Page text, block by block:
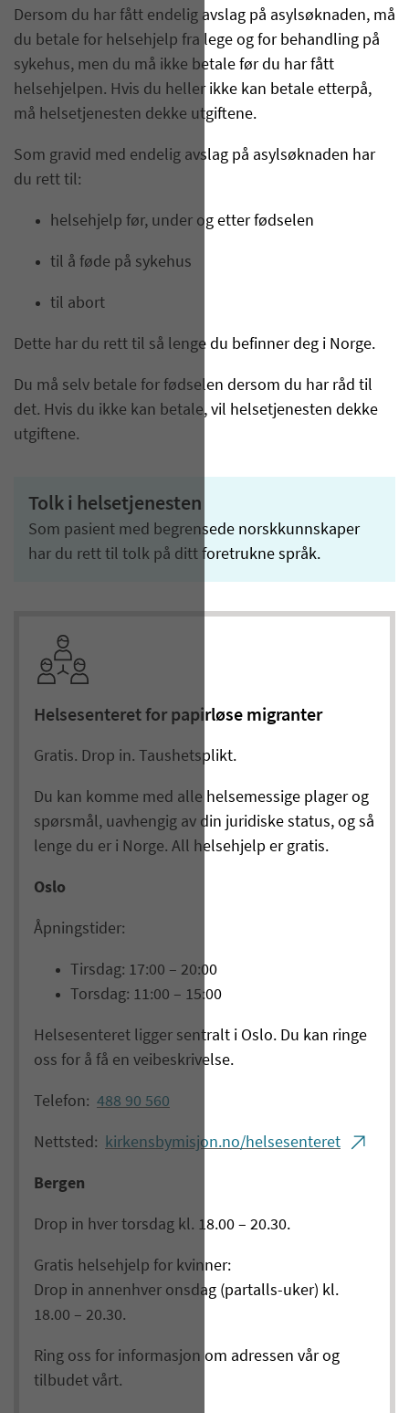
Dersom du har fått endelig avslag på asylsøknaden, må
du betale for helsehjelp fra lege og for behandling på
sykehus, men du må ikke betale før du har fått
helsehjelpen. Hvis du heller ikke kan betale etterpå,
må helsetjenesten dekke utgiftene.
Som gravid med endelig avslag på asylsøknaden har
du rett til:
helsehjelp før, under og etter fødselen
til å føde på sykehus
til abort
Dette har du rett til så lenge du befinner deg i Norge.
Du må selv betale for fødselen dersom du har råd til
det. Hvis du ikke kan betale, vil helsetjenesten dekke
utgiftene.
Tolk i helsetjenesten
Som pasient med begrensede norskkunnskaper
har du rett til tolk på ditt foretrukne språk.
Helsesenteret for papirløse migranter
Gratis. Drop in. Taushetsplikt.
Du kan komme med alle helsemessige plager og
spørsmål, uavhengig av din juridiske status, og så
lenge du er i Norge. All helsehjelp er gratis.
Oslo
Åpningstider:
Tirsdag: 17:00 – 20:00
Torsdag: 11:00 – 15:00
Helsesenteret ligger sentralt i Oslo. Du kan ringe
oss for å få en veibeskrivelse.
Telefon: 488 90 560
Nettsted: kirkensbymisjon.no/helsesenteret
Bergen
Drop in hver torsdag kl. 18.00 – 20.30.
Gratis helsehjelp for kvinner:
Drop in annenhver onsdag (partalls-uker) kl.
18.00 – 20.30.
Ring oss for informasjon om adressen vår og
tilbudet vårt.